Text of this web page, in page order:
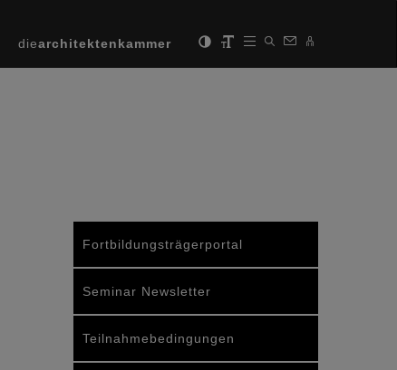
diearchitektenkammer
Fortbildungsträgerportal
Seminar Newsletter
Teilnahmebedingungen